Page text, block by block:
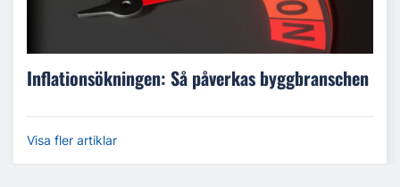
Inflationsökningen: Så påverkas byggbranschen
Visa fler artiklar